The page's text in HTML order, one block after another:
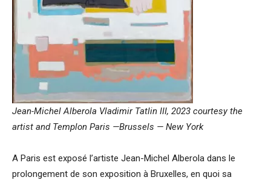
Jean-Michel Alberola Vladimir Tatlin III, 2023 courtesy the
artist and Templon Paris —Brussels — New York
A Paris est exposé l’artiste Jean-Michel Alberola dans le
prolongement de son exposition à Bruxelles, en quoi sa